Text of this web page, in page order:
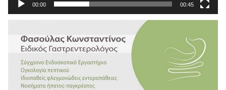
00:00 00:45